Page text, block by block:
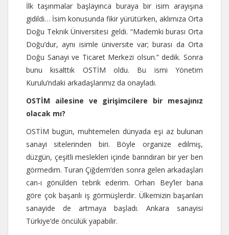
İlk taşınmalar başlayınca buraya bir isim arayışına
gidildi… İsim konusunda fikir yürütürken, aklımıza Orta
Doğu Teknik Üniversitesi geldi. “Mademki burası Orta
Doğu’dur, aynı isimle üniversite var; burası da Orta
Doğu Sanayi ve Ticaret Merkezi olsun.” dedik. Sonra
bunu kısalttık OSTİM oldu. Bu ismi Yönetim
Kurulu’ndaki arkadaşlarımız da onayladı.
OSTİM ailesine ve girişimcilere bir mesajınız
olacak mı?
OSTİM bugün, muhtemelen dünyada eşi az bulunan
sanayi sitelerinden biri. Böyle organize edilmiş,
düzgün, çeşitli meslekleri içinde barındıran bir yer ben
görmedim. Turan Çiğdem’den sonra gelen arkadaşları
can-ı gönülden tebrik ederim. Orhan Bey’ler bana
göre çok başarılı iş görmüşlerdir. Ülkemizin başarıları
sanayide de artmaya başladı. Ankara sanayisi
Türkiye’de öncülük yapabilir.